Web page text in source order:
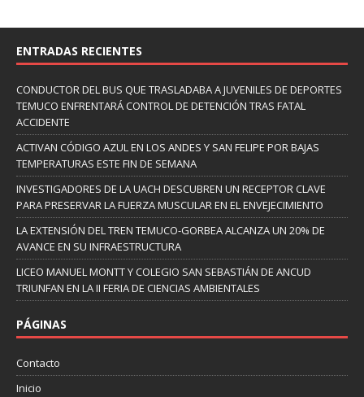
ENTRADAS RECIENTES
CONDUCTOR DEL BUS QUE TRASLADABA A JUVENILES DE DEPORTES
TEMUCO ENFRENTARÁ CONTROL DE DETENCIÓN TRAS FATAL
ACCIDENTE
ACTIVAN CÓDIGO AZUL EN LOS ANDES Y SAN FELIPE POR BAJAS
TEMPERATURAS ESTE FIN DE SEMANA
INVESTIGADORES DE LA UACH DESCUBREN UN RECEPTOR CLAVE
PARA PRESERVAR LA FUERZA MUSCULAR EN EL ENVEJECIMIENTO
LA EXTENSIÓN DEL TREN TEMUCO-GORBEA ALCANZA UN 20% DE
AVANCE EN SU INFRAESTRUCTURA
LICEO MANUEL MONTT Y COLEGIO SAN SEBASTIÁN DE ANCUD
TRIUNFAN EN LA II FERIA DE CIENCIAS AMBIENTALES
PÁGINAS
Contacto
Inicio